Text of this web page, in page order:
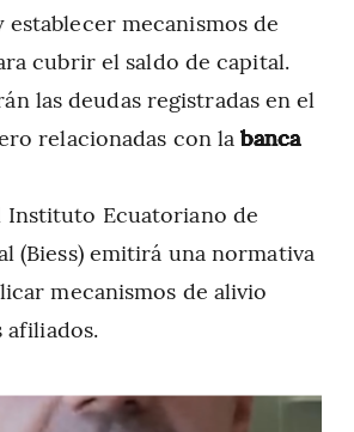
mecanismos de
cubrir el saldo de capital.
las deudas registradas en el
relacionadas con labanca
Instituto Ecuatoriano de
(Biess) emitirá una normativa
mecanismos de alivio